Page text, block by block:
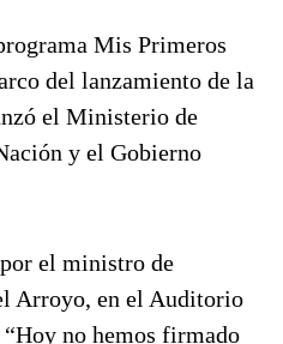
Mis Primeros
del lanzamiento de la
el Ministerio de
y el Gobierno
el ministro de
Arroyo, en el Auditorio
no hemos firmado